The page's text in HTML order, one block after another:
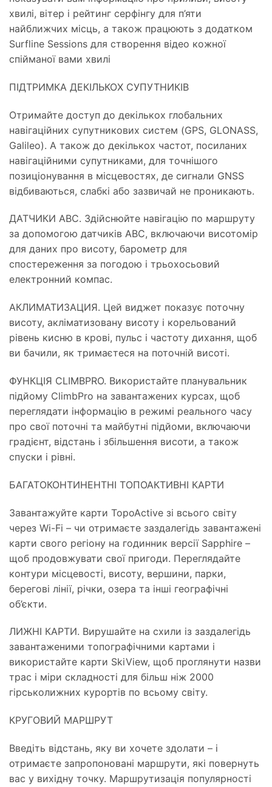
хвилі, вітер і рейтинг серфінгу для п’яти
найближчих місць, а також працюють з додатком
Surfline Sessions для створення відео кожної
спійманої вами хвилі
ПІДТРИМКА ДЕКІЛЬКОХ СУПУТНИКІВ
Отримайте доступ до декількох глобальних
навігаційних супутникових систем (GPS, GLONASS,
Galileo). А також до декількох частот, посиланих
навігаційними супутниками, для точнішого
позиціонування в місцевостях, де сигнали GNSS
відбиваються, слабкі або зазвичай не проникають.
ДАТЧИКИ ABC. Здійснюйте навігацію по маршруту
за допомогою датчиків ABC, включаючи висотомір
для даних про висоту, барометр для
спостереження за погодою і трьохосьовий
електронний компас.
АКЛИМАТИЗАЦИЯ. Цей виджет показує поточну
висоту, акліматизовану висоту і корельований
рівень кисню в крові, пульс і частоту дихання, щоб
ви бачили, як тримаєтеся на поточній висоті.
ФУНКЦІЯ CLIMBPRO. Використайте планувальник
підйому ClimbPro на завантажених курсах, щоб
переглядати інформацію в режимі реального часу
про свої поточні та майбутні підйоми, включаючи
градієнт, відстань і збільшення висоти, а також
спуски і рівні.
БАГАТОКОНТИНЕНТНІ ТОПОАКТИВНІ КАРТИ
Завантажуйте карти TopoActive зі всього світу
через Wi-Fi – чи отримаєте заздалегідь завантажені
карти свого регіону на годинник версії Sapphire –
щоб продовжувати свої пригоди. Переглядайте
контури місцевості, висоту, вершини, парки,
берегові лінії, річки, озера та інші географічні
об’єкти.
ЛИЖНІ КАРТИ. Вирушайте на схили із заздалегідь
завантаженими топографічними картами і
використайте карти SkiView, щоб проглянути назви
трас і міри складності для більш ніж 2000
гірськолижних курортів по всьому світу.
КРУГОВИЙ МАРШРУТ
Введіть відстань, яку ви хочете здолати – і
отримаєте запропоновані маршрути, які повернуть
вас у вихідну точку. Маршрутизація популярності